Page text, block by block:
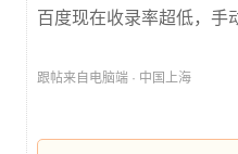
百度现在收录率超低，手
跟帖来自电脑端 · 中国上海